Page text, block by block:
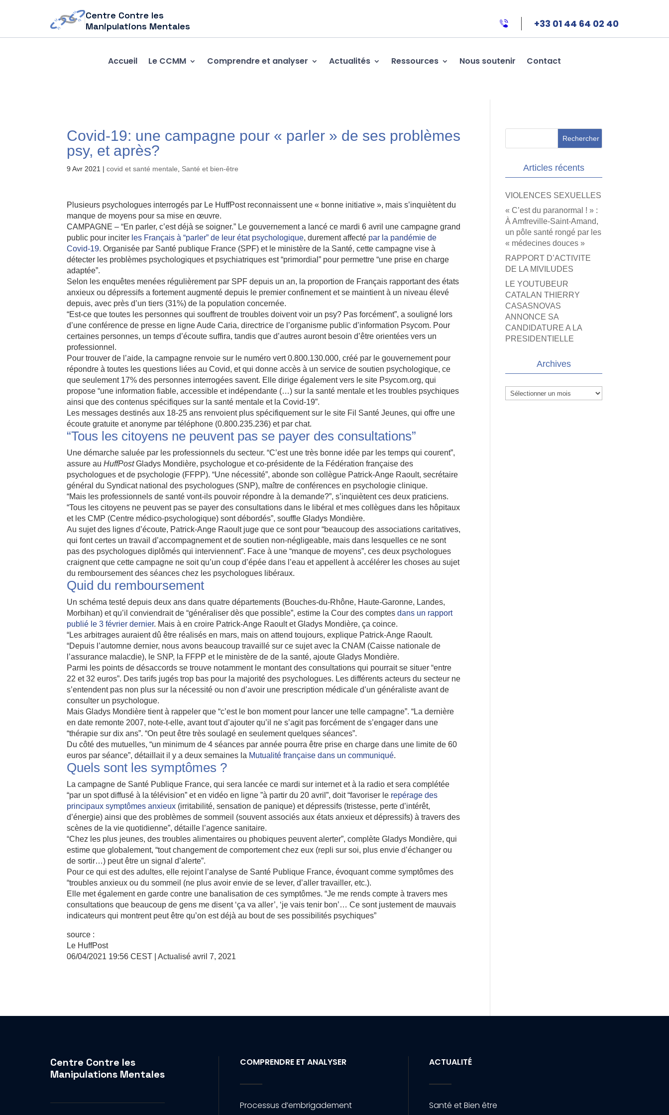
Centre Contre les
Manipulations Mentales
+33 01 44 64 02 40
Accueil Le CCMM Comprendre et analyser Actualités Ressources Nous soutenir Contact
Covid-19: une campagne pour « parler » de ses problèmes
psy, et après?
9 Avr 2021 |covid et santé mentale Santé et bien-être
Plusieurs psychologues interrogés par Le HuffPost reconnaissent une « bonne initiative », mais s’inquiètent du
manque de moyens pour sa mise en œuvre.
CAMPAGNE – “En parler, c’est déjà se soigner.” Le gouvernement a lancé ce mardi 6 avril une campagne grand
public pour inciter les Français à “parler” de leur état psychologique, durement affecté par la pandémie de
Covid-19. Organisée par Santé publique France (SPF) et le ministère de la Santé, cette campagne vise à
détecter les problèmes psychologiques et psychiatriques est “primordial” pour permettre “une prise en charge
adaptée”.
Selon les enquêtes menées régulièrement par SPF depuis un an, la proportion de Français rapportant des états
anxieux ou dépressifs a fortement augmenté depuis le premier confinement et se maintient à un niveau élevé
depuis, avec près d’un tiers (31%) de la population concernée.
“Est-ce que toutes les personnes qui souffrent de troubles doivent voir un psy? Pas forcément”, a souligné lors
d’une conférence de presse en ligne Aude Caria, directrice de l’organisme public d’information Psycom. Pour
certaines personnes, un temps d’écoute suffira, tandis que d’autres auront besoin d’être orientées vers un
professionnel.
Pour trouver de l’aide, la campagne renvoie sur le numéro vert 0.800.130.000, créé par le gouvernement pour
répondre à toutes les questions liées au Covid, et qui donne accès à un service de soutien psychologique, ce
que seulement 17% des personnes interrogées savent. Elle dirige également vers le site Psycom.org, qui
propose “une information fiable, accessible et indépendante (…) sur la santé mentale et les troubles psychiques
ainsi que des contenus spécifiques sur la santé mentale et la Covid-19”.
Les messages destinés aux 18-25 ans renvoient plus spécifiquement sur le site Fil Santé Jeunes, qui offre une
écoute gratuite et anonyme par téléphone (0.800.235.236) et par chat.
“Tous les citoyens ne peuvent pas se payer des consultations”
Une démarche saluée par les professionnels du secteur. “C’est une très bonne idée par les temps qui courent”,
assure auHuffPostGladys Mondière, psychologue et co-présidente de la Fédération française des
psychologues et de psychologie (FFPP). “Une nécessité”, abonde son collègue Patrick-Ange Raoult, secrétaire
général du Syndicat national des psychologues (SNP), maître de conférences en psychologie clinique.
“Mais les professionnels de santé vont-ils pouvoir répondre à la demande?”, s’inquiètent ces deux praticiens.
“Tous les citoyens ne peuvent pas se payer des consultations dans le libéral et mes collègues dans les hôpitaux
et les CMP (Centre médico-psychologique) sont débordés”, souffle Gladys Mondière.
Au sujet des lignes d’écoute, Patrick-Ange Raoult juge que ce sont pour “beaucoup des associations caritatives,
qui font certes un travail d’accompagnement et de soutien non-négligeable, mais dans lesquelles ce ne sont
pas des psychologues diplômés qui interviennent”. Face à une “manque de moyens”, ces deux psychologues
craignent que cette campagne ne soit qu’un coup d’épée dans l’eau et appellent à accélérer les choses au sujet
du remboursement des séances chez les psychologues libéraux.
Quid du remboursement
Un schéma testé depuis deux ans dans quatre départements (Bouches-du-Rhône, Haute-Garonne, Landes,
Morbihan) et qu’il conviendrait de “généraliser dès que possible”, estime la Cour des comptesdans un rapport
publié le 3 février dernier. Mais à en croire Patrick-Ange Raoult et Gladys Mondière, ça coince.
“Les arbitrages auraient dû être réalisés en mars, mais on attend toujours, explique Patrick-Ange Raoult.
“Depuis l’automne dernier, nous avons beaucoup travaillé sur ce sujet avec la CNAM (Caisse nationale de
l’assurance malacdie), le SNP, la FFPP et le ministère de de la santé, ajoute Gladys Mondière.
Parmi les points de désaccords se trouve notamment le montant des consultations qui pourrait se situer “entre
22 et 32 euros”. Des tarifs jugés trop bas pour la majorité des psychologues. Les différents acteurs du secteur ne
s’entendent pas non plus sur la nécessité ou non d’avoir une prescription médicale d’un généraliste avant de
consulter un psychologue.
Mais Gladys Mondière tient à rappeler que “c’est le bon moment pour lancer une telle campagne”. “La dernière
en date remonte 2007, note-t-elle, avant tout d’ajouter qu’il ne s’agit pas forcément de s’engager dans une
“thérapie sur dix ans”. “On peut être très soulagé en seulement quelques séances”.
Du côté des mutuelles, “un minimum de 4 séances par année pourra être prise en charge dans une limite de 60
euros par séance”, détaillait il y a deux semaines la Mutualité française dans un communiqué.
Quels sont les symptômes ?
La campagne de Santé Publique France, qui sera lancée ce mardi sur internet et à la radio et sera complétée
“par un spot diffusé à la télévision” et en vidéo en ligne ”à partir du 20 avril”, doit “favoriser le repérage des
principaux symptômes anxieux (irritabilité, sensation de panique) et dépressifs (tristesse, perte d’intérêt,
d’énergie) ainsi que des problèmes de sommeil (souvent associés aux états anxieux et dépressifs) à travers des
scènes de la vie quotidienne”, détaille l’agence sanitaire.
“Chez les plus jeunes, des troubles alimentaires ou phobiques peuvent alerter”, complète Gladys Mondière, qui
estime que globalement, “tout changement de comportement chez eux (repli sur soi, plus envie d’échanger ou
de sortir…) peut être un signal d’alerte”.
Pour ce qui est des adultes, elle rejoint l’analyse de Santé Publique France, évoquant comme symptômes des
“troubles anxieux ou du sommeil (ne plus avoir envie de se lever, d’aller travailler, etc.).
Elle met également en garde contre une banalisation de ces symptômes. “Je me rends compte à travers mes
consultations que beaucoup de gens me disent ‘ça va aller’, ‘je vais tenir bon’… Ce sont justement de mauvais
indicateurs qui montrent peut être qu’on est déjà au bout de ses possibilités psychiques”
source :
Le HuffPost
06/04/2021 19:56 CEST | Actualisé avril 7, 2021
Articles récents
VIOLENCES SEXUELLES
« C’est du paranormal ! » :
À Amfreville-Saint-Amand,
un pôle santé rongé par les
« médecines douces »
RAPPORT D’ACTIVITE
DE LA MIVILUDES
LE YOUTUBEUR
CATALAN THIERRY
CASASNOVAS
ANNONCE SA
CANDIDATURE A LA
PRESIDENTIELLE
Archives
Archives
Centre Contre les
Manipulations Mentales
COMPRENDRE ET ANALYSER
Processus d’embrigadement
ACTUALITÉ
Santé et Bien être